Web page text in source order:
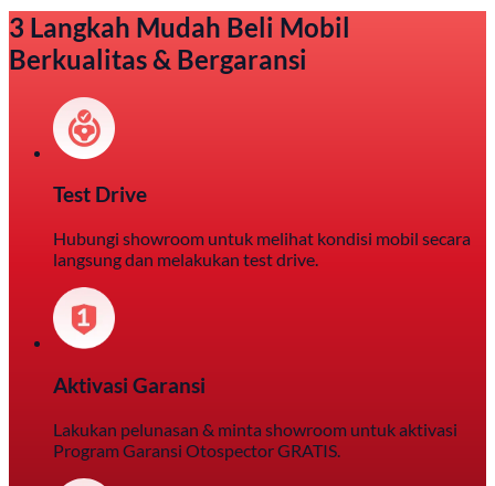
3 Langkah Mudah Beli Mobil
Berkualitas & Bergaransi
Test Drive
Hubungi showroom untuk melihat kondisi mobil secara
langsung dan melakukan test drive.
Aktivasi Garansi
Lakukan pelunasan & minta showroom untuk aktivasi
Program Garansi Otospector GRATIS.